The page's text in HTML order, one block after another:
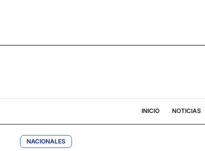
INICIO NOTICIAS
NACIONALES